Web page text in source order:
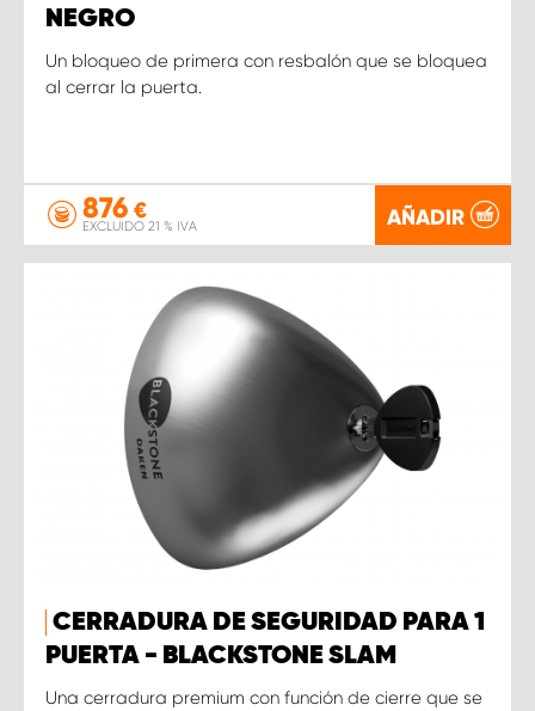
NEGRO
Un bloqueo de primera con resbalón que se bloquea
al cerrar la puerta.
876 €
EXCLUIDO 21 % IVA AÑADIR
CERRADURA DE SEGURIDAD PARA 1
PUERTA - BLACKSTONE SLAM
Una cerradura premium con función de cierre que se